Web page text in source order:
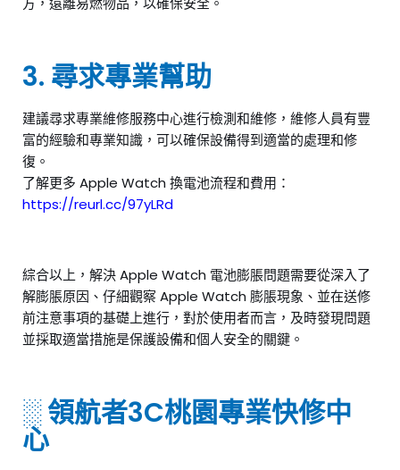
3. 尋求專業幫助
建議尋求專業維修服務中心進行檢測和維修，維修人員有豐
富的經驗和專業知識，可以確保設備得到適當的處理和修
復。
了解更多 Apple Watch 換電池流程和費用：
https://reurl.cc/97yLRd
綜合以上，解決 Apple Watch 電池膨脹問題需要從深入了
解膨脹原因、仔細觀察 Apple Watch 膨脹現象、並在送修
前注意事項的基礎上進行，對於使用者而言，及時發現問題
並採取適當措施是保護設備和個人安全的關鍵。
░ 領航者3C桃園專業快修中
心